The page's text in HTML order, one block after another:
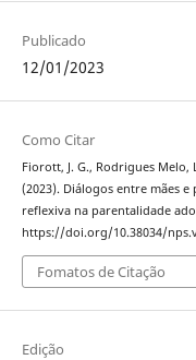
Publicado
12/01/2023
Como Citar
Fiorott, J. G., Rodrigues Melo,
(2023). Diálogos entre mães
reflexiva na parentalidade
https://doi.org/10.38034/
Fomatos de Citação
Edição